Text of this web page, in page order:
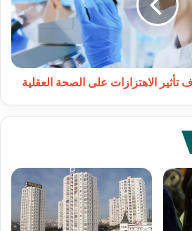
الاهتزازات على الصحة العقلية